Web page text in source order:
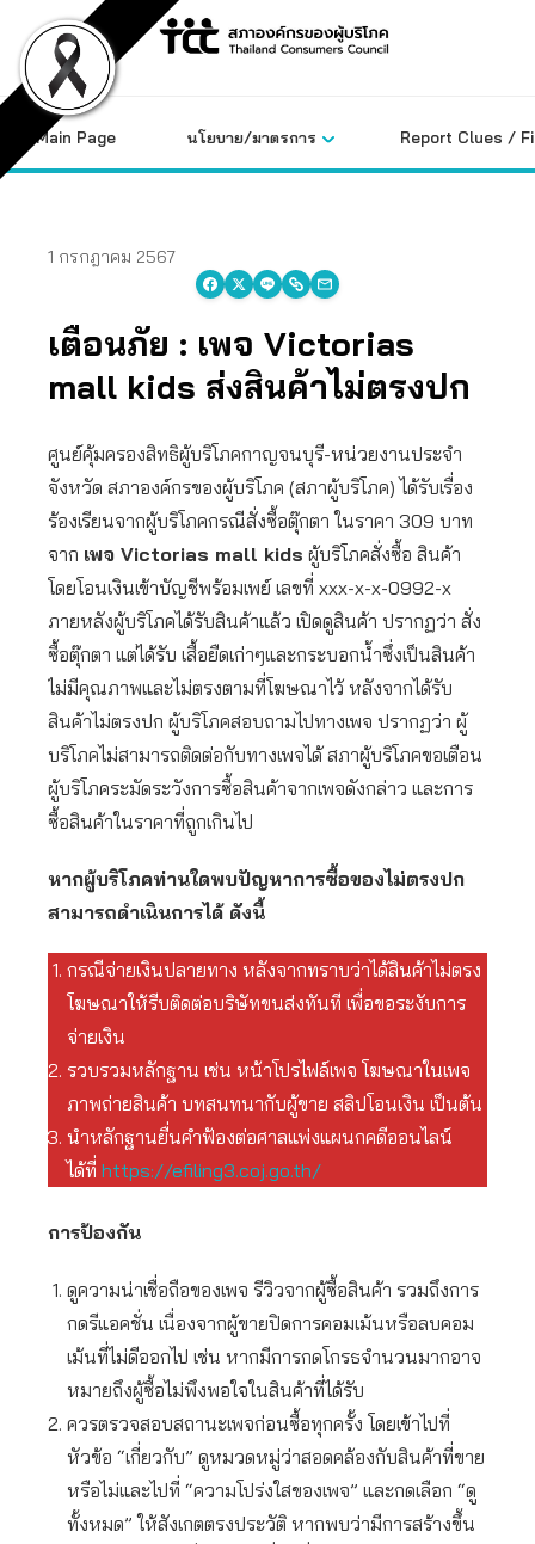
content
Main Page นโยบาย/มาตรการ Report Clues /
1 กรกฎาคม 2567
เตือนภัย : เพจ Victorias
mall kids ส่งสินค้าไม่ตรงปก
ศูนย์คุ้มครองสิทธิผู้บริโภคกาญจนบุรี-หน่วยงานประจำ
จังหวัด สภาองค์กรของผู้บริโภค (สภาผู้บริโภค) ได้รับเรื่อง
ร้องเรียนจากผู้บริโภคกรณีสั่งซื้อตุ๊กตา ในราคา 309 บาท
จาก เพจ Victorias mall kids ผู้บริโภคสั่งซื้อ สินค้า
โดยโอนเงินเข้าบัญชีพร้อมเพย์ เลขที่ xxx-x-x-0992-x
ภายหลังผู้บริโภคได้รับสินค้าแล้ว เปิดดูสินค้า ปรากฏว่า สั่ง
ซื้อตุ๊กตา แต่ได้รับ เสื้อยืดเก่าๆและกระบอกน้ำซึ่งเป็นสินค้า
ไม่มีคุณภาพและไม่ตรงตามที่โฆษณาไว้ หลังจากได้รับ
สินค้าไม่ตรงปก ผู้บริโภคสอบถามไปทางเพจ ปรากฏว่า ผู้
บริโภคไม่สามารถติดต่อกับทางเพจได้ สภาผู้บริโภคขอเตือน
ผู้บริโภคระมัดระวังการซื้อสินค้าจากเพจดังกล่าว และการ
ซื้อสินค้าในราคาที่ถูกเกินไป
หากผู้บริโภคท่านใดพบปัญหาการซื้อของไม่ตรงปก
สามารถดำเนินการได้ ดังนี้
กรณีจ่ายเงินปลายทาง หลังจากทราบว่าได้สินค้าไม่ตรง
โฆษณาให้รีบติดต่อบริษัทขนส่งทันที เพื่อขอระงับการ
จ่ายเงิน
รวบรวมหลักฐาน เช่น หน้าโปรไฟล์เพจ โฆษณาในเพจ
ภาพถ่ายสินค้า บทสนทนากับผู้ขาย สลิปโอนเงิน เป็นต้น
นำหลักฐานยื่นคำฟ้องต่อศาลแพ่งแผนกคดีออนไลน์
ได้ที่ https://efiling3.coj.go.th/
การป้องกัน
ดูความน่าเชื่อถือของเพจ รีวิวจากผู้ซื้อสินค้า รวมถึงการ
กดรีแอคชั่น เนื่องจากผู้ขายปิดการคอมเม้นหรือลบคอม
เม้นที่ไม่ดีออกไป เช่น หากมีการกดโกรธจำนวนมากอาจ
หมายถึงผู้ซื้อไม่พึงพอใจในสินค้าที่ได้รับ
ควรตรวจสอบสถานะเพจก่อนซื้อทุกครั้ง โดยเข้าไปที่
หัวข้อ “เกี่ยวกับ” ดูหมวดหมู่ว่าสอดคล้องกับสินค้าที่ขาย
หรือไม่และไปที่ “ความโปร่งใสของเพจ” และกดเลือก “ดู
ทั้งหมด” ให้สังเกตตรงประวัติ หากพบว่ามีการสร้างขึ้น